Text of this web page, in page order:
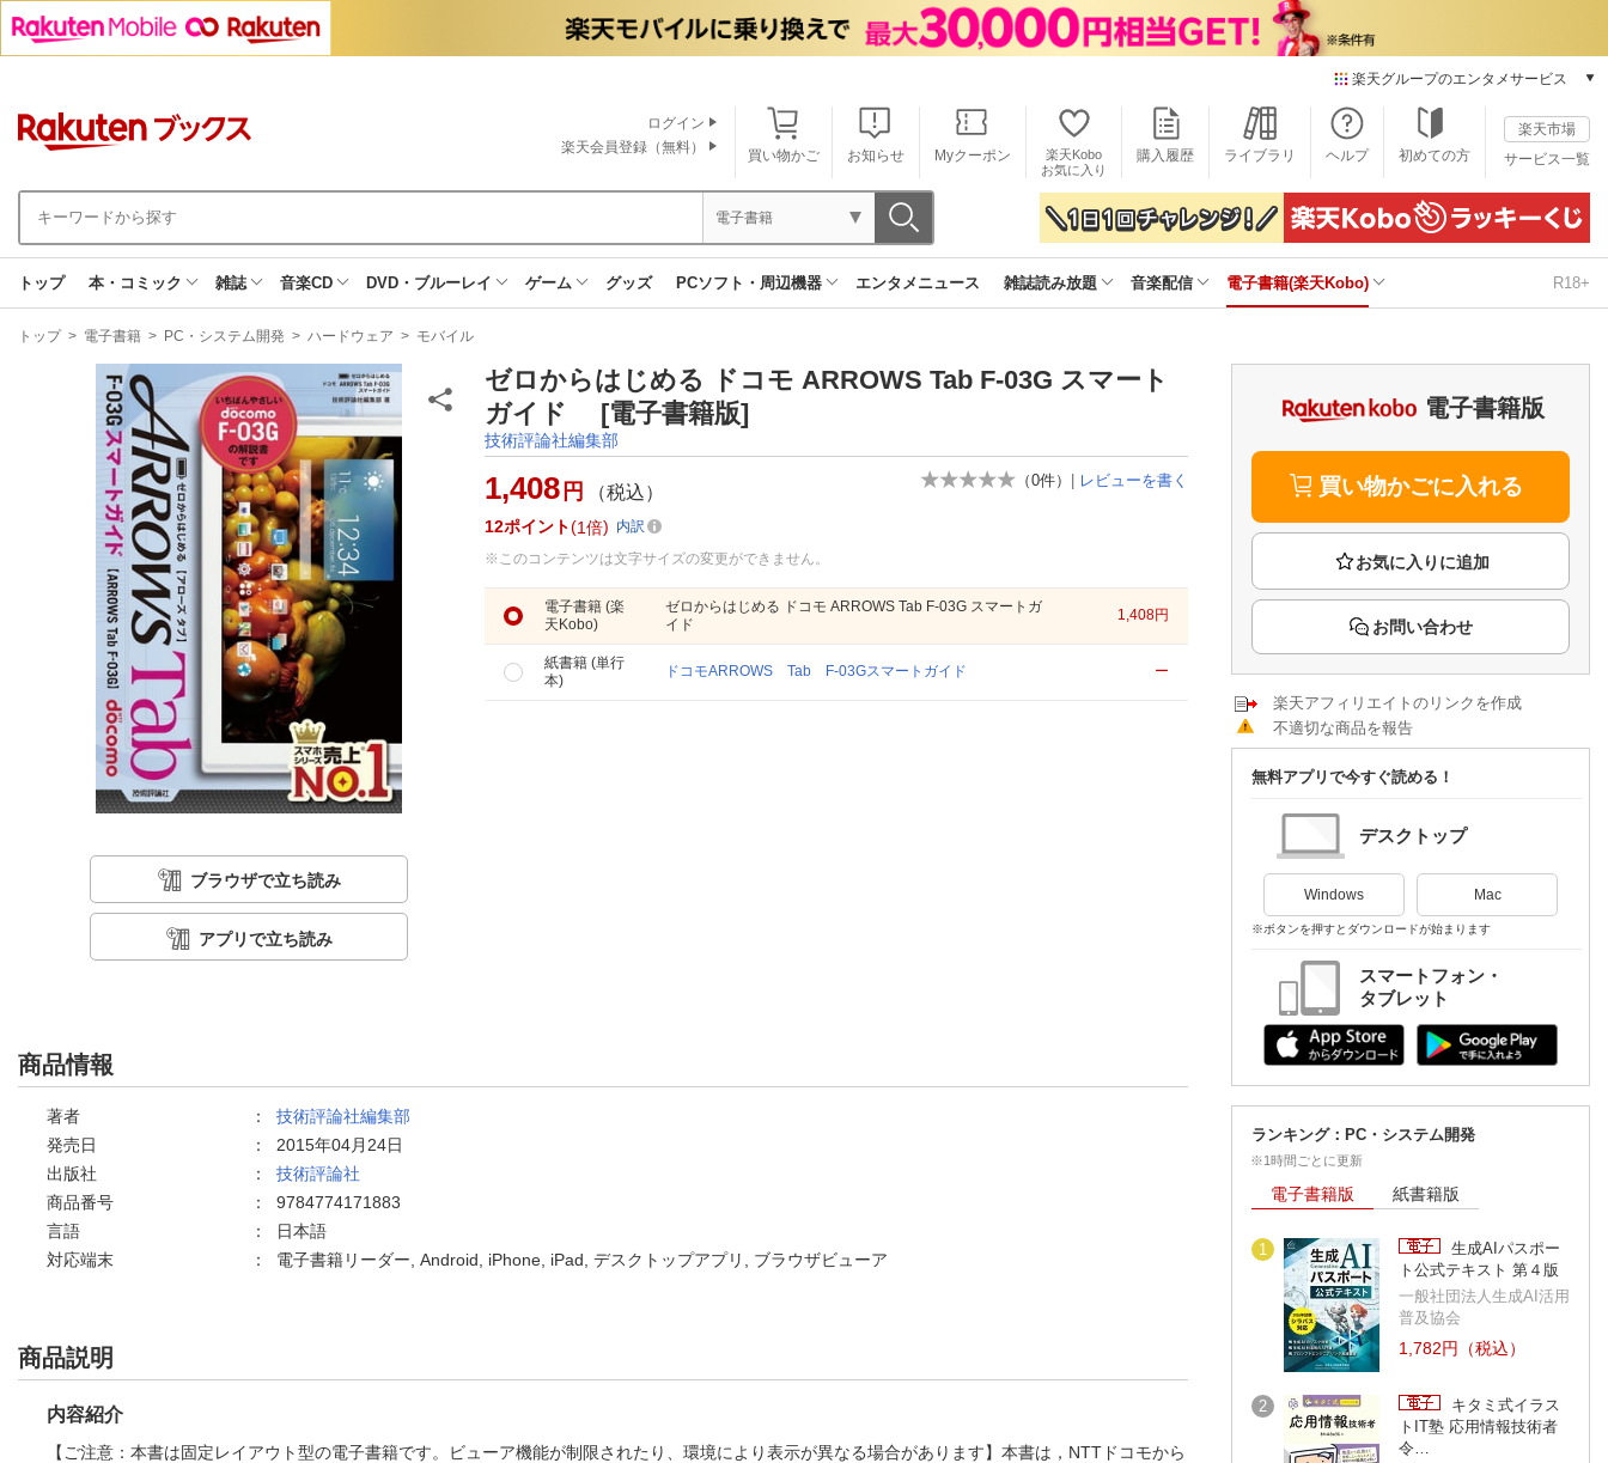
楽天グループのエンタメサービス
本/ゲーム/CD/DVD
楽天ブックス
電子書籍
楽天Kobo
雑誌読み放題
楽天ミュージック
楽天TV
動画配信ガイド
Rakuten PLAY
Rチャンネル
楽天チケット
エンタメニュース
推し楽
買い物かご お知らせ Myクーポン
楽天Kobo
お気に入り
購入履歴 ライブラリ ヘルプ 初めての方
楽天市場
サービス一覧
ログイン
楽天会員登録（無料）
電子書籍
トップ 本・コミック 雑誌 音楽CD DVD・ブルーレイ ゲーム グッズ PCソフト・周辺機器 エンタメニュース 雑誌読み放題 音楽配信 電子書籍(楽天Kobo) R18+
現
トップ > 電子書籍 > PC・システム開発 > ハードウェア > モバイル
ブラウザで立ち読み
アプリで立ち読み
ゼロからはじめる ドコモ ARROWS Tab F-03G スマート
ガイド [電子書籍版]
技術評論社編集部
（0件） | レビューを書く
1,408 円 （税込）
12ポイント 1倍
内訳
※このコンテンツは文字サイズの変更ができません。
電子書籍 (楽
天Kobo)
ゼロからはじめる ドコモ ARROWS Tab F-03G スマートガ
イド
1,408円
紙書籍 (単行
本)
ドコモARROWS Tab F-03Gスマートガイド ー
商品情報
著者 ： 技術評論社編集部
発売日
： 2015年04月24日
出版社
： 技術評論社
商品番号
： 9784774171883
言語
：
日本語
対応端末
： 電子書籍リーダー, Android, iPhone, iPad, デスクトップアプリ, ブラウザビューア
商品説明
内容紹介
【ご注意：本書は固定レイアウト型の電子書籍です。ビューア機能が制限されたり、環境により表示が異なる場合があります】本書は，NTTドコモから
電子書籍版
買い物かごに入れる
お問い合わせ
楽天アフィリエイトのリンクを作成
不適切な商品を報告
無料アプリで今すぐ読める！
デスクトップ
Windows Mac
※ボタンを押すとダウンロードが始まります
スマートフォン・
タブレット
ランキング：PC・システム開発
※1時間ごとに更新
電子書籍版 紙書籍版
1
生成AIパスポー
ト公式テキスト 第４版
一般社団法人生成AI活用
普及協会
1,782円（税込）
2
キタミ式イラス
トIT塾 応用情報技術者
令…